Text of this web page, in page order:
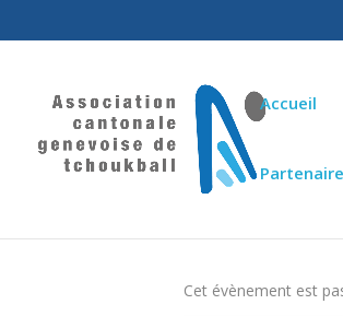
Accueil
Cet évènement est